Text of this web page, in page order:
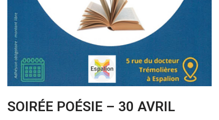
SOIRÉE POÉSIE – 30 AVRIL